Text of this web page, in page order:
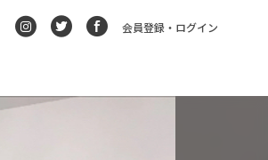
会員登録・ログイン